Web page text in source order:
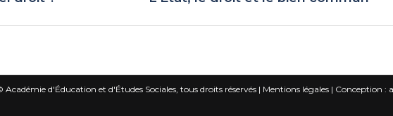
Académie d'Éducation et d'Études Sociales, tous droits réservés | Mentions légales| Conception :